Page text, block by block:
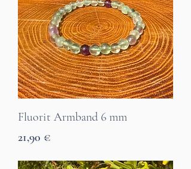
Fluorit Armband 6 mm
Preis
21,90 €